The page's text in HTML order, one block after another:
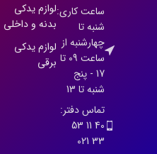
ساعت کاری:
شنبه تا
چهارشنبه از
ساعت 09 تا
17 - پنج
شنبه تا 13
تماس دفتر:
40 11 53
33 021
لوازم یدکی
بدنه و داخلی
لوازم یدکی
برقی